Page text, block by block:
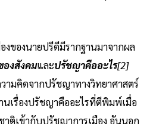
งของนายปรีดีมีรากฐานมาจากผล
องสังคมและปรัชญาคืออะไร[2]
ามคิดจากปรัชญาทางวิทยาศาสตร์
นเรื่องปรัชญาคืออะไรที่ตีพิมพ์เมื่อ
าติเข้ากับปรัชญาการเมือง อันนอก